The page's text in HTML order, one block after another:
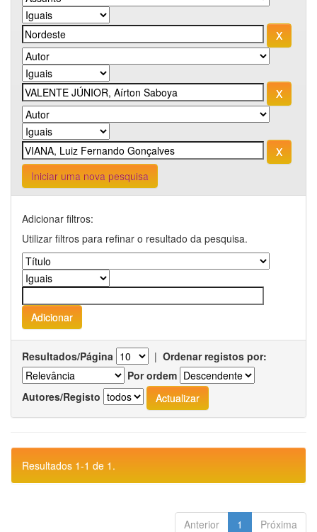
Iniciar uma nova pesquisa
Adicionar filtros:
Utilizar filtros para refinar o resultado da pesquisa.
Resultados/Página | Ordenar registos por:
Por ordem
Autores/Registo
Resultados 1-1 de 1.
Anterior 1 Próxima